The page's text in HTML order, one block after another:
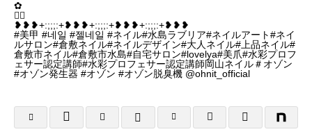
✿
♡⃜
❥❥❥+:;;;:+❥❥❥+:;;;:+❥❥❥+:;;;:+❥❥❥
#美甲 #네일 #젤네일 #ネイル#水島ラブリア#ネイルアート#ネイ
ルサロン#倉敷ネイル#ネイルデザイン#大人ネイル#上品ネイル#
倉敷市ネイル#倉敷市水島#自宅サロン#lovelya#美爪#水彩プロフ
ェサー認定講師#水彩プロフェサー認定講師岡山ネイル＃オゾン
#オゾン発生器 #オゾン #オゾン脱臭機 @ohnit_official